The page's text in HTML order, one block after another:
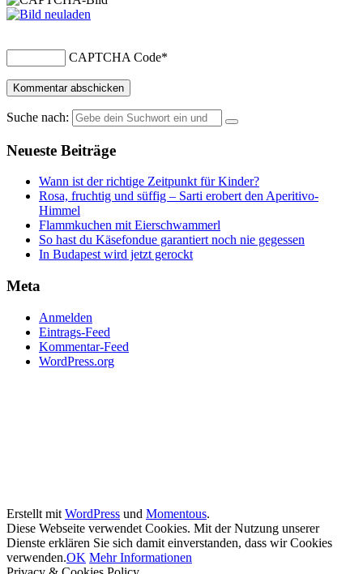
CAPTCHA Code*
Suche nach:
Neueste Beiträge
Wann ist der richtige Zeitpunkt für Kinder?
Rosa, fruchtig und süffig – Sarti erobert den Aperitivo-
Himmel
Flammkuchen mit Eierschwammerl
So hast du Käsefondue garantiert noch nie gegessen
In Budapest wird jetzt gerockt
Meta
Anmelden
Eintrags-Feed
Kommentar-Feed
WordPress.org
Erstellt mit WordPress und Momentous.
Diese Webseite verwendet Cookies. Mit der Nutzung unserer
Dienste erklären Sie sich damit einverstanden, dass wir Cookies
verwenden.OK Mehr Informationen